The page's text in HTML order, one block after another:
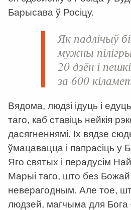
Барысава ў Росіцу.
Як падлічыў
мужны
20 дзён і
за 600
Вядома, людзі ідуць і
таго, каб ставіць нейкія
дасягненнямі. Іх вядзе
ўмацавацца і папрасіць у
Яго святых і перадусім
Марыі таго, што без Божай
неверагодным. Але тое,
людзей, магчыма для Бога